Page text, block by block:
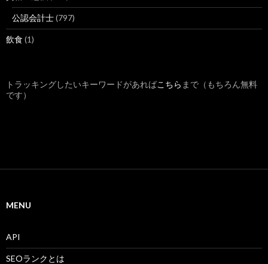
公認会計士(797)
飲食 (1)
トラッキングしたいキーワードがあればこちら まで（もちろん無料
です）
MENU
API
SEOランクとは